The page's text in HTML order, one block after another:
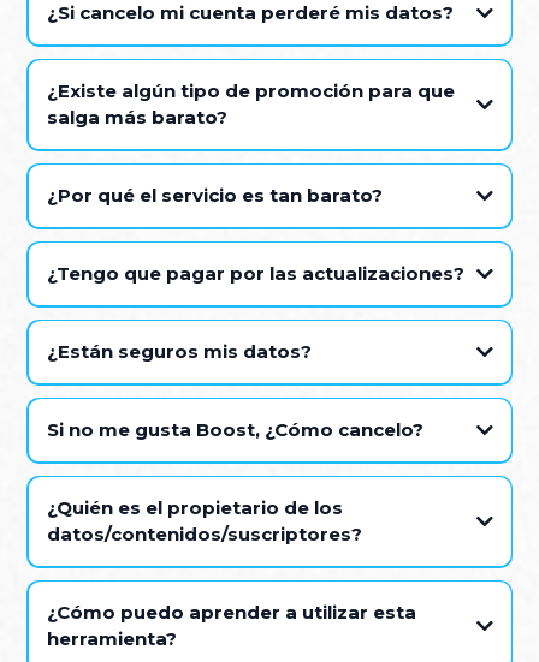
¿Si cancelo mi cuenta perderé mis datos?
¿Existe algún tipo de promoción para que
salga más barato?
¿Por qué el servicio es tan barato?
¿Tengo que pagar por las actualizaciones?
¿Están seguros mis datos?
Si no me gusta Boost, ¿Cómo cancelo?
info@growad.io
¿Quién es el propietario de los
datos/contenidos/suscriptores?
¿Cómo puedo aprender a utilizar esta
herramienta?